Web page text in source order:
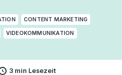
CONTENT MARKETING
VIDEOKOMMUNIKATION
3 min Lesezeit